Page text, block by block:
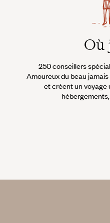
Où
250 conseillers
Amoureux du beau
et créent un voyage